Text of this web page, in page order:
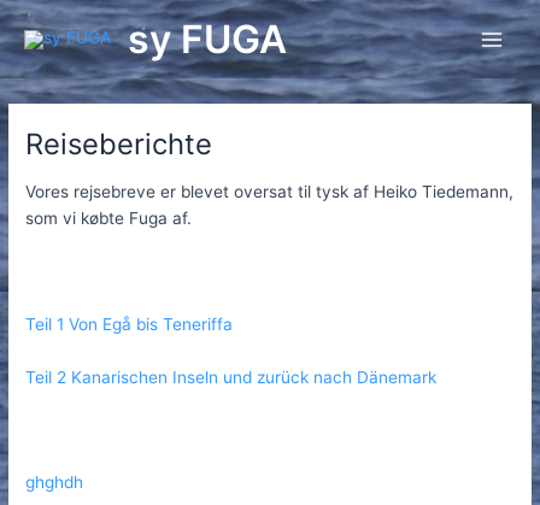
Gå
til
indholdet
sy FUGA
Main
Reiseberichte
Vores rejsebreve er blevet oversat til tysk af Heiko Tiedemann,
som vi købte Fuga af.
Teil 1 Von Egå bis Teneriffa
Teil 2 Kanarischen Inseln und zurück nach Dänemark
ghghdh